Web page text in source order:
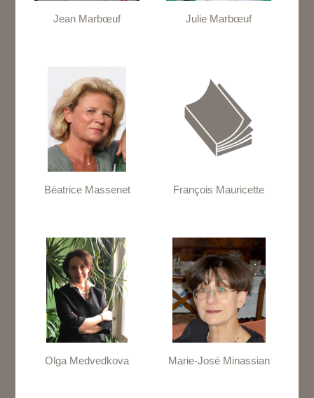
Jean Marbœuf Julie Marbœuf
Béatrice Massenet François Mauricette
Olga Medvedkova Marie-José Minassian